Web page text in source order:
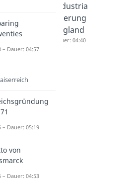
05:04 Deutschl
Dauer: 04:19
Industria
lisierung
England
Dauer: 04:40
– Dauer: 04:57
– Dauer: 05:19
von
– Dauer: 04:53